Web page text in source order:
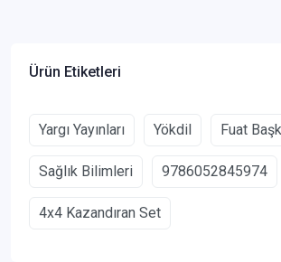
Ürün Etiketleri
Yargı Yayınları Yökdil Fuat
Sağlık Bilimleri 9786052845974
4x4 Kazandıran Set